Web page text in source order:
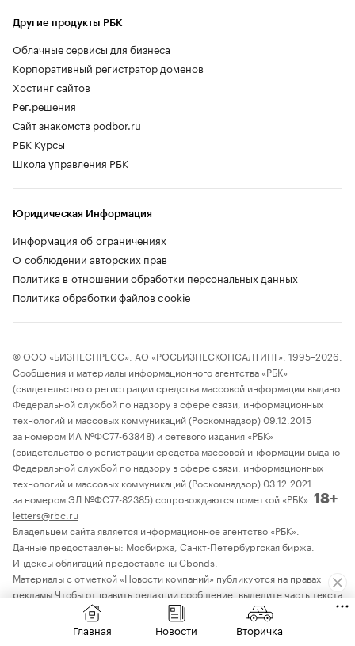
Другие продукты РБК
Облачные сервисы для бизнеса
Корпоративный регистратор доменов
Хостинг сайтов
Рег.решения
Сайт знакомств podbor.ru
РБК Курсы
Школа управления РБК
Юридическая Информация
Информация об ограничениях
О соблюдении авторских прав
Политика в отношении обработки персональных данных
Политика обработки файлов cookie
© ООО «БИЗНЕСПРЕСС», АО «РОСБИЗНЕСКОНСАЛТИНГ», 1995–2026.
Сообщения и материалы информационного агентства «РБК»
(свидетельство о регистрации средства массовой информации выдано
Федеральной службой по надзору в сфере связи, информационных
технологий и массовых коммуникаций (Роскомнадзор) 09.12.2015
за номером ИА №ФС77-63848) и сетевого издания «РБК»
(свидетельство о регистрации средства массовой информации выдано
Федеральной службой по надзору в сфере связи, информационных
технологий и массовых коммуникаций (Роскомнадзор) 03.12.2021
за номером ЭЛ №ФС77-82385) сопровождаются пометкой «РБК». 18+
letters@rbc.ru
Владельцем сайта является информационное агентство «РБК».
Данные предоставлены: Мосбиржа Санкт-Петербургская биржа
Индексы облигаций предоставлены Cbonds.
Материалы с отметкой «Новости компаний» публикуются на правах
рекламы Чтобы отправить редакции сообщение, выделите часть текста
в статье и нажмите Ctrl+Enter
Главная Новости Вторичка